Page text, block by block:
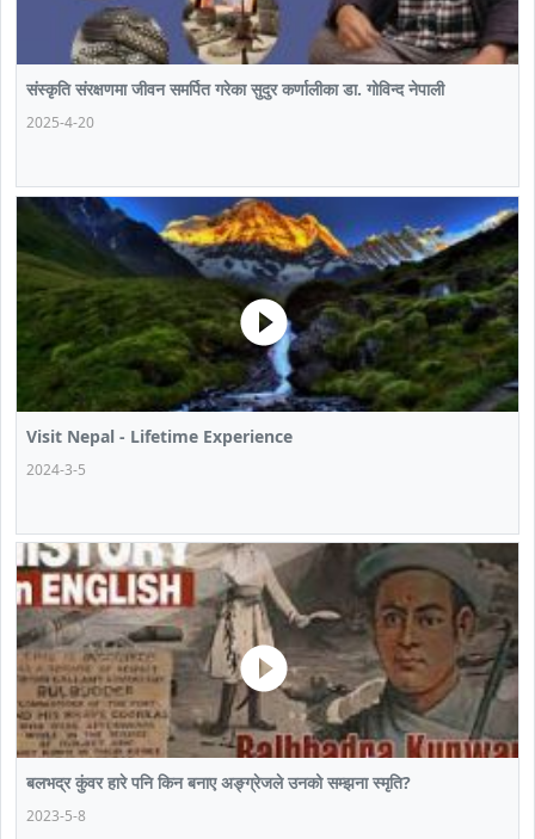
संस्कृति संरक्षणमा जीवन समर्पित गरेका सुदुर कर्णालीका डा. गोविन्द नेपाली
2025-4-20
Visit Nepal - Lifetime Experience
2024-3-5
बलभद्र कुंवर हारे पनि किन बनाए अङ्ग्रेजले उनको सम्झना स्मृति?
2023-5-8